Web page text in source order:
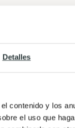
Detalles
contenido y los
el uso que
quede
al exterior
gemelo